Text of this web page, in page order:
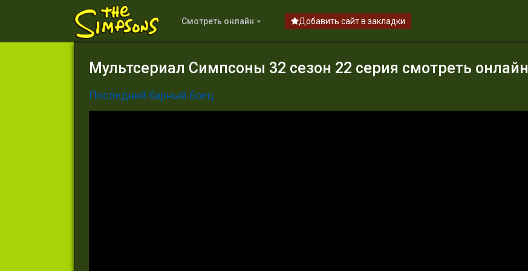
Смотреть онлайн Добавить сайт в закладки
Мультсериал Симпсоны 32 сезон 22 серия смотреть онлайн
Последний барный боец